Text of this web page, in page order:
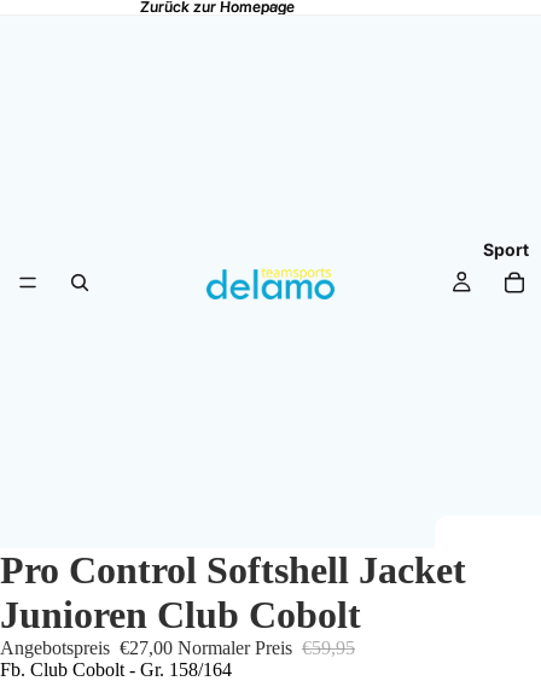
Zurück zur Homepage
Zurück zur Homepage
Sport
Pro Control Softshell Jacket
Junioren Club Cobolt
Angebotspreis €27,00 Normaler Preis €59,95
Fb. Club Cobolt - Gr. 158/164